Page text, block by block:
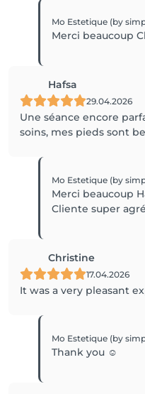
Mo Estetique (by
Merci beaucoup
Hafsa
29.04.2026
Une séance encore
soins, mes pieds sont
Mo Estetique (by
Merci beaucoup
Cliente super
Christine
17.04.2026
It was a very pleasant
Mo Estetique (by
Thank you ☺️